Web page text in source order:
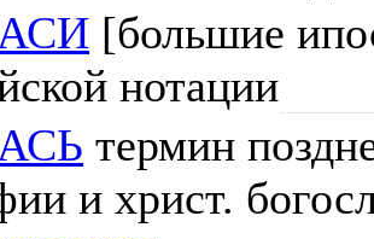
[большие
нотации
термин
и христ.